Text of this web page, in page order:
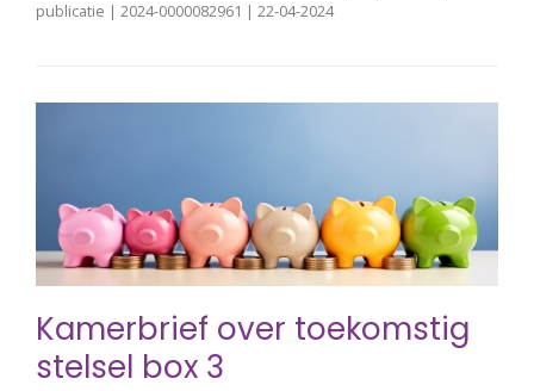
publicatie | 2024-0000082961 | 22-04-2024
Kamerbrief over toekomstig
stelsel box 3